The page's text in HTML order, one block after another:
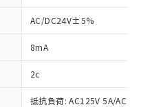
AC/DC24V±5%
8mA
2c
抵抗負荷: AC125V 5A/